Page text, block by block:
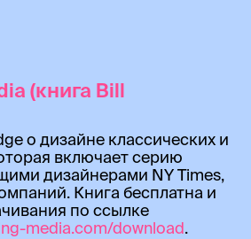
(книга Bill
о дизайне классических и
включает серию
дизайнерами NY Times,
Книга бесплатна и
по ссылке
media.com/download.